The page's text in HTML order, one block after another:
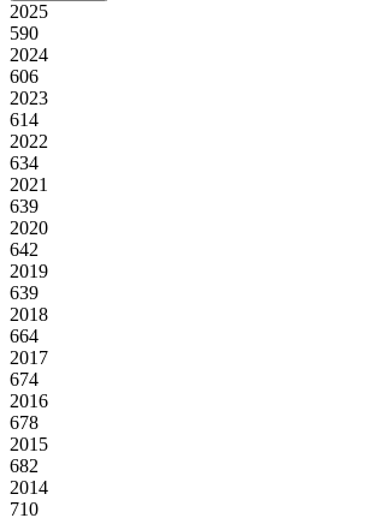
2025
590
2024
606
2023
614
2022
634
2021
639
2020
642
2019
639
2018
664
2017
674
2016
678
2015
682
2014
710